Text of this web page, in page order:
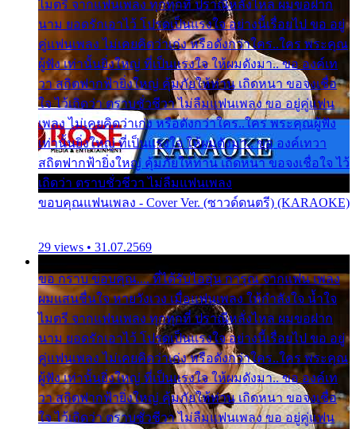
ไมตรี จากแฟนเพลง ทุกทุกที่ ปราณีหลั่งไหล ผมขอฝาก
นาม ยอดรักเอาไว้ โปรดเป็นแรงใจ อย่างนี้เรื่อยไป ขอ อยู่
คู่แฟนเพลง ไม่เคยคิดว่าเก่ง หรือดังกว่าใคร..ใคร พระคุณ
ผู้ฟัง เท่านั้นยิ่งใหญ่ ที่เป็นแรงใจ ให้ผมดังมา.. ขอ องค์เท
วา สถิตฟากฟ้ายิ่งใหญ่ คุ้มภัยให้ท่าน เถิดหนา ขอจงเชื่อ
ใจ ไว้เถิดว่า ตราบชั่วชีวา ไม่ลืมแฟนเพลง ขอ อยู่คู่แฟน
เพลง ไม่เคยคิดว่าเก่ง หรือดังกว่าใคร..ใคร พระคุณผู้ฟัง
เท่านั้นยิ่งใหญ่ ที่เป็นแรงใจ ให้ผมดังมา.. ขอ องค์เทวา
สถิตฟากฟ้ายิ่งใหญ่ คุ้มภัยให้ท่าน เถิดหนา ขอจงเชื่อใจ ไว้
เถิดว่า ตราบชั่วชีวา ไม่ลืมแฟนเพลง
ขอบคุณแฟนเพลง - Cover Ver. (ซาวด์ดนตรี) (KARAOKE)
29 views • 31.07.2569
ขอ กราบ ขอบคุณ.... ที่ได้รับไออุ่น การุณ จากแฟน เพลง
ผมแสนชื่นใจ หายวังเวง เมื่อแฟนเพลง ให้กำลังใจ น้ำใจ
ไมตรี จากแฟนเพลง ทุกทุกที่ ปราณีหลั่งไหล ผมขอฝาก
นาม ยอดรักเอาไว้ โปรดเป็นแรงใจ อย่างนี้เรื่อยไป ขอ อยู่
คู่แฟนเพลง ไม่เคยคิดว่าเก่ง หรือดังกว่าใคร..ใคร พระคุณ
ผู้ฟัง เท่านั้นยิ่งใหญ่ ที่เป็นแรงใจ ให้ผมดังมา.. ขอ องค์เท
วา สถิตฟากฟ้ายิ่งใหญ่ คุ้มภัยให้ท่าน เถิดหนา ขอจงเชื่อ
ใจ ไว้เถิดว่า ตราบชั่วชีวา ไม่ลืมแฟนเพลง ขอ อยู่คู่แฟน